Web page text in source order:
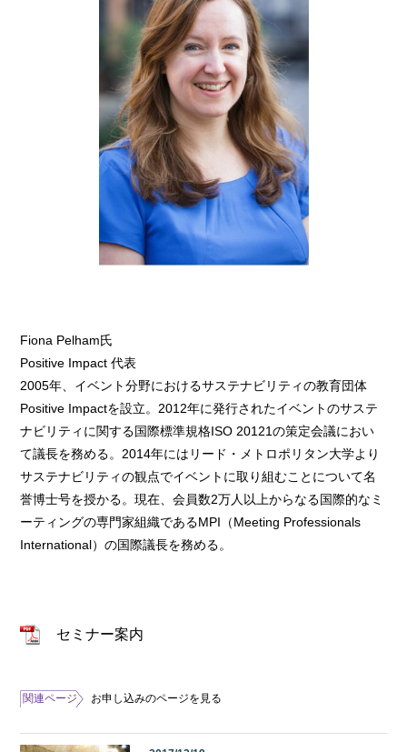
Fiona Pelham氏
Positive Impact 代表
2005年、イベント分野におけるサステナビリティの教育団体
Positive Impactを設立。2012年に発行されたイベントのサステ
ナビリティに関する国際標準規格ISO 20121の策定会議におい
て議長を務める。2014年にはリード・メトロポリタン大学より
サステナビリティの観点でイベントに取り組むことについて名
誉博士号を授かる。現在、会員数2万人以上からなる国際的なミ
ーティングの専門家組織であるMPI（Meeting Professionals
International）の国際議長を務める。
セミナー案内
関連ページ お申し込みのページを見る